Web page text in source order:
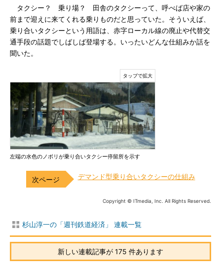
タクシー？ 乗り場？ 田舎のタクシーって、呼べば店や家の
前まで迎えに来てくれる乗りものだと思っていた。そういえば、
乗り合いタクシーという用語は、赤字ローカル線の廃止や代替交
通手段の話題でしばしば登場する。いったいどんな仕組みか話を
聞いた。
左端の水色のノボリが乗り合いタクシー停留所を示す
デマンド型乗り合いタクシーの仕組み
Copyright © ITmedia, Inc. All Rights Reserved.
杉山淳一の「週刊鉄道経済」 連載一覧
新しい連載記事が 175 件あります